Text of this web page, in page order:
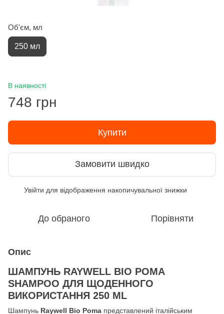
Об'єм, мл
250 мл
В наявності
748 грн
Купити
Замовити швидко
Увійти для відображення накопичувальної знижки
До обраного Порівняти
Опис
ШАМПУНЬ RAYWELL BIO РОMА
SHAMPOO ДЛЯ ЩОДЕННОГО
ВИКОРИСТАННЯ 250 ML
Шампунь Raywell Bio Роmа представлений італійським